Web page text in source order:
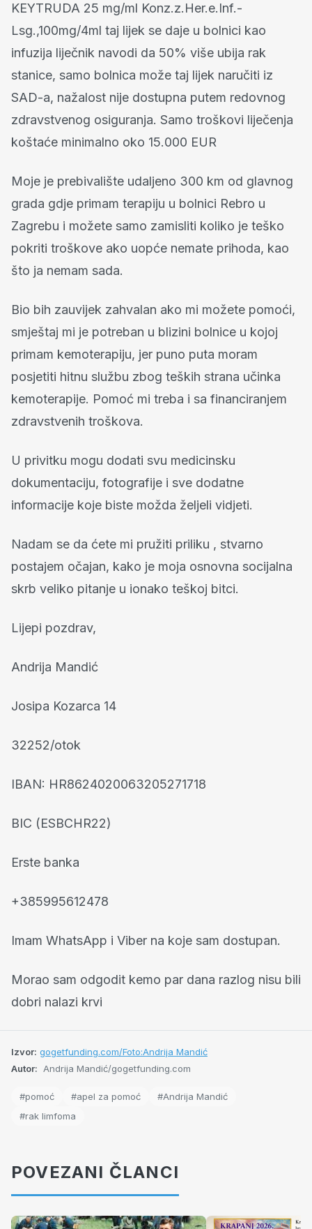
KEYTRUDA 25 mg/ml Konz.z.Her.e.Inf.-
Lsg.,100mg/4ml taj lijek se daje u bolnici kao
infuzija liječnik navodi da 50% više ubija rak
stanice, samo bolnica može taj lijek naručiti iz
SAD-a, nažalost nije dostupna putem redovnog
zdravstvenog osiguranja. Samo troškovi liječenja
koštaće minimalno oko 15.000 EUR
Moje je prebivalište udaljeno 300 km od glavnog
grada gdje primam terapiju u bolnici Rebro u
Zagrebu i možete samo zamisliti koliko je teško
pokriti troškove ako uopće nemate prihoda, kao
što ja nemam sada.
Bio bih zauvijek zahvalan ako mi možete pomoći,
smještaj mi je potreban u blizini bolnice u kojoj
primam kemoterapiju, jer puno puta moram
posjetiti hitnu službu zbog teških strana učinka
kemoterapije. Pomoć mi treba i sa financiranjem
zdravstvenih troškova.
U privitku mogu dodati svu medicinsku
dokumentaciju, fotografije i sve dodatne
informacije koje biste možda željeli vidjeti.
Nadam se da ćete mi pružiti priliku , stvarno
postajem očajan, kako je moja osnovna socijalna
skrb veliko pitanje u ionako teškoj bitci.
Lijepi pozdrav,
Andrija Mandić
Josipa Kozarca 14
32252/otok
IBAN: HR8624020063205271718
BIC (ESBCHR22)
Erste banka
+385995612478
Imam WhatsApp i Viber na koje sam dostupan.
Morao sam odgodit kemo par dana razlog nisu bili
dobri nalazi krvi
Izvor: gogetfunding.com/Foto:Andrija Mandić
Autor:
Andrija Mandić/gogetfunding.com
#pomoć #apel za pomoć
#Andrija Mandić
#rak limfoma
POVEZANI ČLANCI